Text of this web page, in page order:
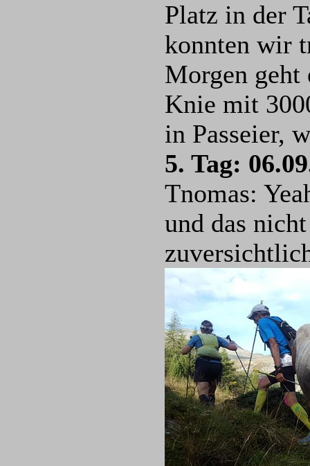
Platz in der
konnten wir
Morgen geht
Knie mit
in Passeier,
5. Tag:
Tnomas:
und das